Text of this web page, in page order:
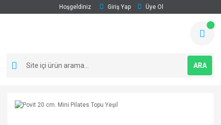
Hoşgeldiniz Giriş Yap Üye Ol
ARA